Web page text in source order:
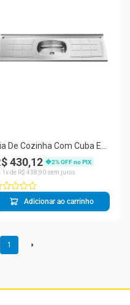
De Cozinha Com Cuba E
Bali Aço Inox
430,12 2% OFF no PIX
1 x de R$ 438 90 sem juros
Adicionar ao carrinho
1